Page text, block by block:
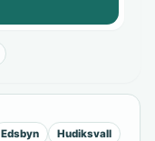
Edsbyn
Hudiksvall